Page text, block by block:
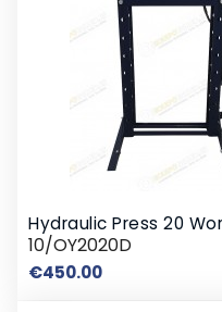
Hydraulic Press 20
10/OY2020D
€450.00Price